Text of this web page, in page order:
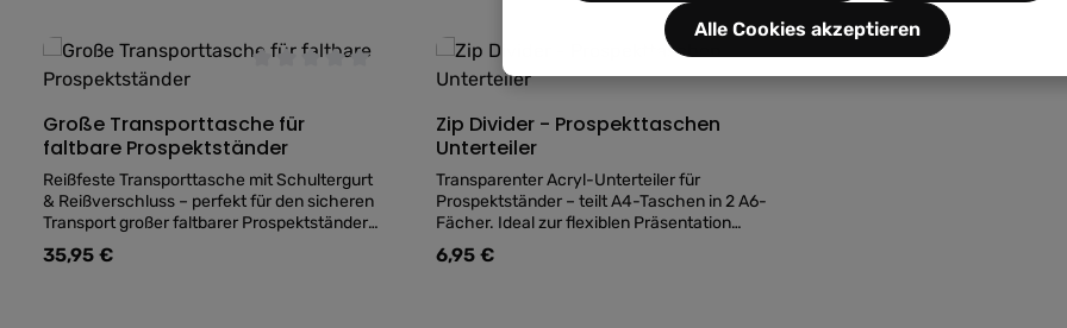
Durchschnittliche Bewertung von 0 von 5 Sternen
Große Transporttasche für
faltbare Prospektständer
Reißfeste Transporttasche mit Schultergurt
& Reißverschluss – perfekt für den sicheren
Transport großer faltbarer Prospektständer
mit 8xA4-Fächern.
Regulärer Preis:
35,95 €
Zip Divider - Prospekttaschen
Unterteiler
Transparenter Acryl-Unterteiler für
Prospektständer – teilt A4-Taschen in 2 A6-
Fächer. Ideal zur flexiblen Präsentation
kleinerer Flyer & Karten.
Regulärer Preis:
6,95 €
Alle Cookies akzeptieren